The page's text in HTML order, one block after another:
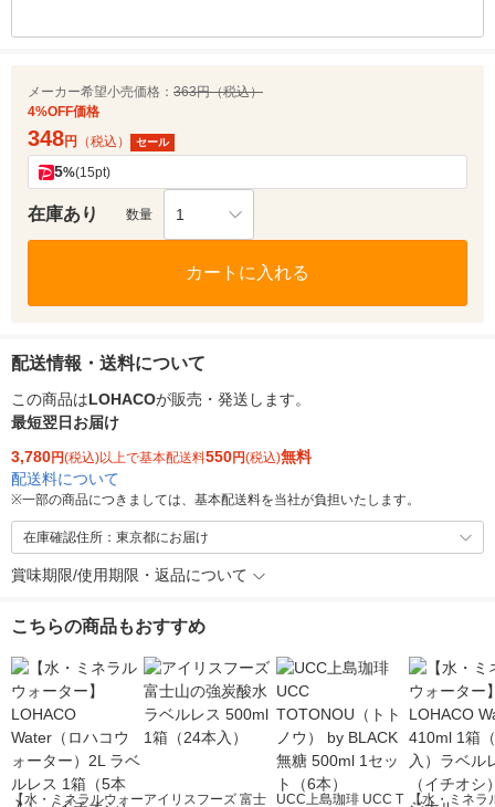
メーカー希望小売価格： 363円（税込）
4%OFF価格
348円 （税込） セール
5%(15pt)
在庫あり 数量 1
カートに入れる
配送情報・送料について
この商品はLOHACOが販売・発送します。
最短翌日お届け
3,780円(税込)以上で基本配送料550円(税込)無料
配送料について
※一部の商品につきましては、基本配送料を当社が負担いたします。
在庫確認住所：東京都にお届け
賞味期限/使用期限・返品について
こちらの商品もおすすめ
【水・ミネラルウォーアイリスフーズ 富士 UCC上島珈琲 UCC T 【水・ミネラ